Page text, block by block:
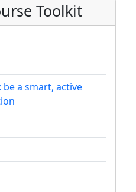
Toolkit
be a smart, active